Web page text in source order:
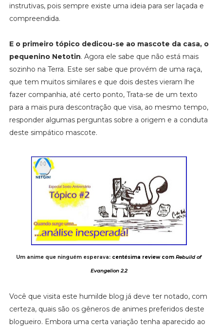
instrutivas, pois sempre existe uma ideia para ser laçada e
compreendida.
E o primeiro tópico dedicou-se ao mascote da casa, o
pequenino Netotin. Agora ele sabe que não está mais
sozinho na Terra. Este ser sabe que provém de uma raça,
que tem muitos similares e que dois destes vieram lhe
fazer companhia, até certo ponto, Trata-se de um texto
para a mais pura descontração que visa, ao mesmo tempo,
responder algumas perguntas sobre a origem e a conduta
deste simpático mascote.
Um anime que ninguém esperava: centésima review comRebuild of
Evangelion 2.2
Você que visita este humilde blog já deve ter notado, com
certeza, quais são os gêneros de animes preferidos deste
blogueiro. Embora uma certa variação tenha aparecido ao